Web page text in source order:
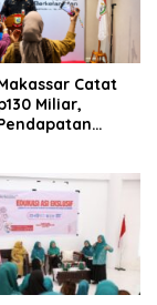
Catat
Miliar,